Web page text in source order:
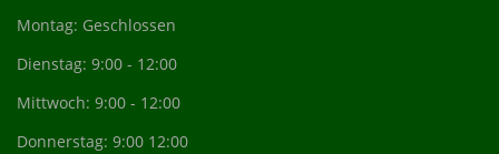
Montag: Geschlossen
Dienstag: 9:00 - 12:00
Mittwoch: 9:00 - 12:00
Donnerstag: 9:00 12:00